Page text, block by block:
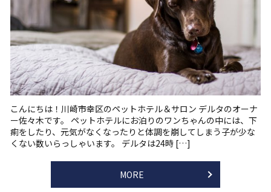
こんにちは！川崎市幸区のペットホテル＆サロン デルタのオーナ
ー佐々木です。 ペットホテルにお泊りのワンちゃんの中には、下
痢をしたり、元気がなくなったりと体調を崩してしまう子が少な
くない数いらっしゃいます。 デルタは24時 […]
MORE